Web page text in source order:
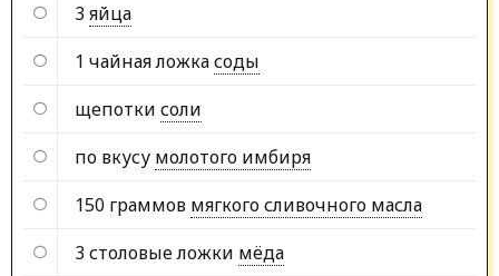
3 яйца
1 чайная ложкасоды
щепотки соли
по вкусу молотого имбиря
150 граммов мягкого сливочного масла
3 столовые ложки мёда